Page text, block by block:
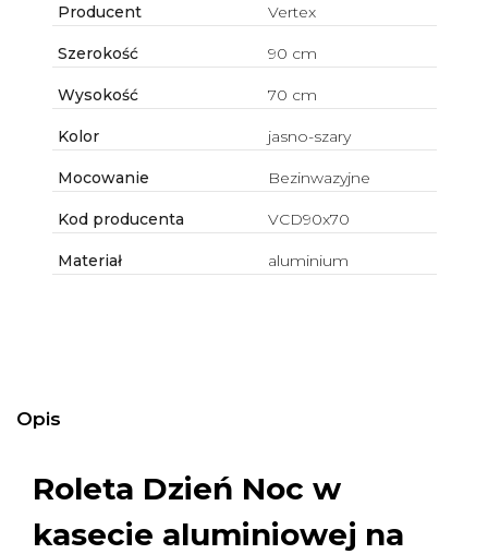
Producent Vertex
Szerokość 90 cm
Wysokość 70 cm
Kolor jasno-szary
Mocowanie Bezinwazyjne
Kod producenta VCD90x70
Materiał aluminium
Opis
Roleta Dzień Noc w
kasecie aluminiowej na